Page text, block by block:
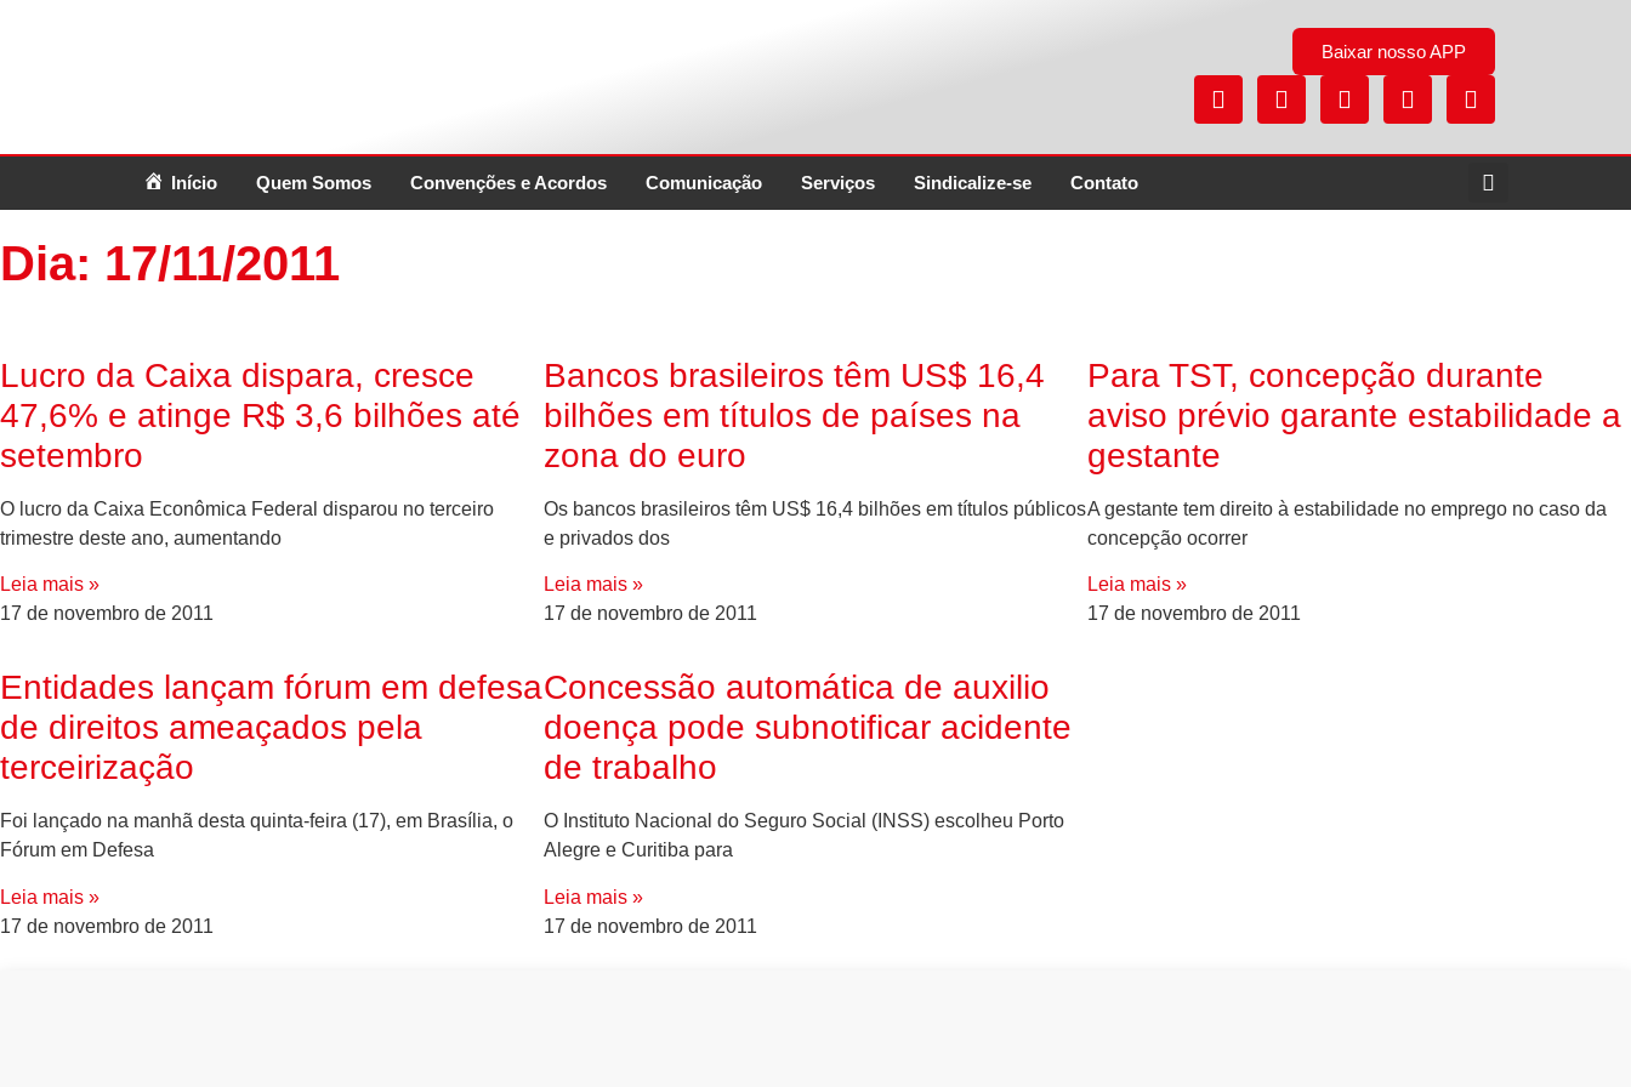
Baixar nosso APP
Início Quem Somos Convenções e Acordos Comunicação Serviços Sindicalize-se Contato
Dia: 17/11/2011
Lucro da Caixa dispara, cresce
47,6% e atinge R$ 3,6 bilhões até
setembro
O lucro da Caixa Econômica Federal disparou no terceiro
trimestre deste ano, aumentando
Leia mais »
17 de novembro de 2011
Bancos brasileiros têm US$ 16,4
bilhões em títulos de países na
zona do euro
Os bancos brasileiros têm US$ 16,4 bilhões em títulos públicos
e privados dos
Leia mais »
17 de novembro de 2011
Para TST, concepção durante
aviso prévio garante estabilidade a
gestante
A gestante tem direito à estabilidade no emprego no caso da
concepção ocorrer
Leia mais »
17 de novembro de 2011
Entidades lançam fórum em defesa
de direitos ameaçados pela
terceirização
Foi lançado na manhã desta quinta-feira (17), em Brasília, o
Fórum em Defesa
Leia mais »
17 de novembro de 2011
Concessão automática de auxilio
doença pode subnotificar acidente
de trabalho
O Instituto Nacional do Seguro Social (INSS) escolheu Porto
Alegre e Curitiba para
Leia mais »
17 de novembro de 2011